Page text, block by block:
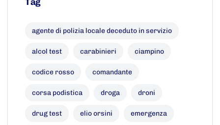
agente di polizia locale deceduto in servizio
alcol test carabinieri ciampino
codice rosso comandante
corsa podistica droga droni
drug test elio orsini emergenza